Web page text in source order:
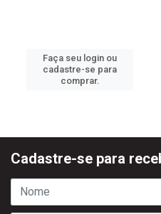
Faça seu login ou
cadastre-se para
comprar.
Cadastre-se para